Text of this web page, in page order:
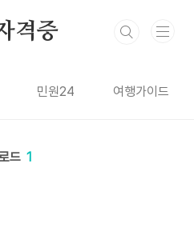
격증
민원24 여행가이드
드 1